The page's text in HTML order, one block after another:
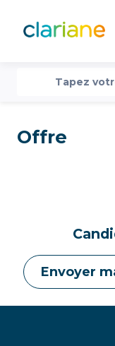
recherche
Tapez
Offre
Envoyer